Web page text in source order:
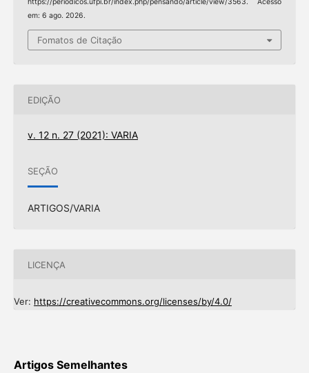
em: 6 ago. 2026.
Fomatos de Citação
EDIÇÃO
v. 12 n. 27 (2021): VARIA
SEÇÃO
ARTIGOS/VARIA
LICENÇA
Ver: https://creativecommons.org/licenses/by/4.0/
Artigos Semelhantes